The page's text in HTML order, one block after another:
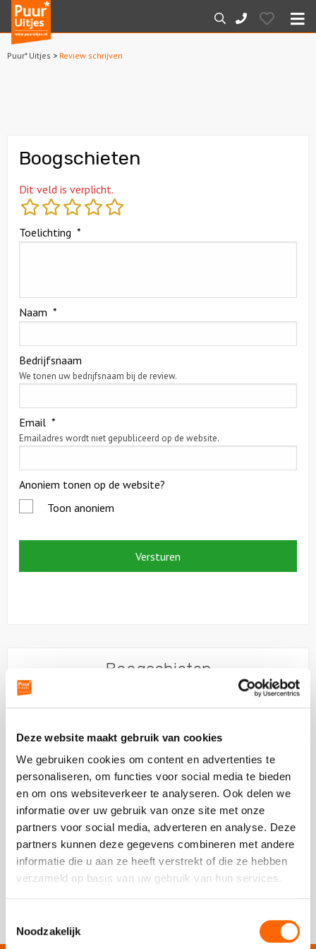
Deze website maakt gebruik van cookies
We gebruiken cookies om content en advertenties te
personaliseren, om functies voor social media te bieden
en om ons websiteverkeer te analyseren. Ook delen we
informatie over uw gebruik van onze site met onze
partners voor social media, adverteren en analyse. Deze
partners kunnen deze gegevens combineren met andere
informatie die u aan ze heeft verstrekt of die ze hebben
verzameld op basis van uw gebruik van hun services.
Noodzakelijk
Puur*
Uitjes
Zoeken
088-
7887000
Hearts
Boottochten
Citygames
Quizzen en spellen
Dinerspellen
Creatieve workshops
Ludieke workshops
Online workshops
Teamtrainingen
Proeverijen
Rondleidingen
Wandelingen
Puur* Uitjes > Review schrijven
Boogschieten
Dit veld is verplicht.
Toelichting *
Naam *
Bedrijfsnaam
We tonen uw bedrijfsnaam bij de review.
Email *
Emailadres wordt niet gepubliceerd op de website.
Anoniem tonen op de website?
Toon anoniem
Boogschieten
vanaf 15 personen
01:00 uur
vanaf 24,50 p.p.excl. btw